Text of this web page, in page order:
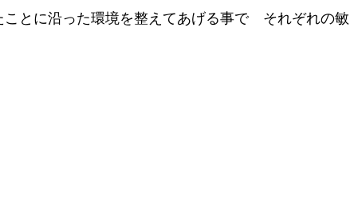
とに沿った環境を整えてあげる事で　それぞれの敏